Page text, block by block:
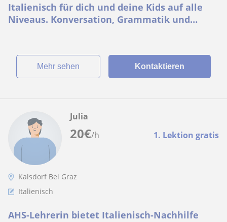
Italienisch für dich und deine Kids auf alle
Niveaus. Konversation, Grammatik und
Mehr sehen Kontaktieren
20€/h 1. Lektion gratis
Julia
Kalsdorf Bei Graz
Italienisch
AHS-Lehrerin bietet Italienisch-Nachhilfe